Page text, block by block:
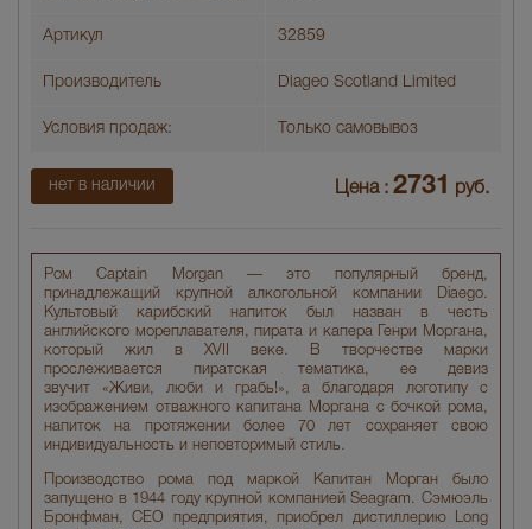
Ром Captain Morgan — это популярный бренд,
принадлежащий крупной алкогольной компании Diaego.
Культовый карибский напиток был назван в честь
английского мореплавателя, пирата и капера Генри Моргана,
который жил в XVII веке. В творчестве марки
прослеживается пиратская тематика, ее девиз
звучит «Живи, люби и грабь!», а благодаря логотипу с
изображением отважного капитана Моргана с бочкой рома,
напиток на протяжении более 70 лет сохраняет свою
индивидуальность и неповторимый стиль.
Производство рома под маркой Капитан Морган было
запущено в 1944 году крупной компанией Seagram. Сэмюэль
Бронфман, СЕО предприятия, приобрел дистиллерию Long
Артикул 32859
Производитель Diageo Scotland Limited
Условия продаж: Только самовывоз
нет в наличии Цена : 2731 руб.